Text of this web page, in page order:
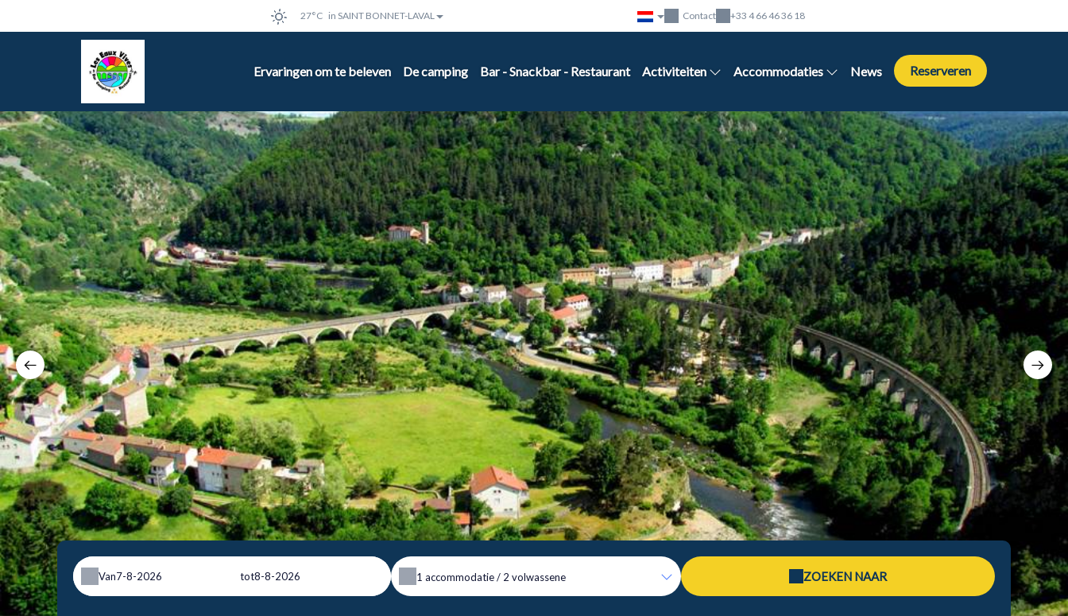
27°C in SAINT BONNET-LAVAL Contact +33 4 66 46 36 18
Ervaringen om te beleven De camping Bar - Snackbar - Restaurant Activiteiten Accommodaties News Reserveren
Van tot 1 accommodatie / 2 volwassene ZOEKEN NAAR